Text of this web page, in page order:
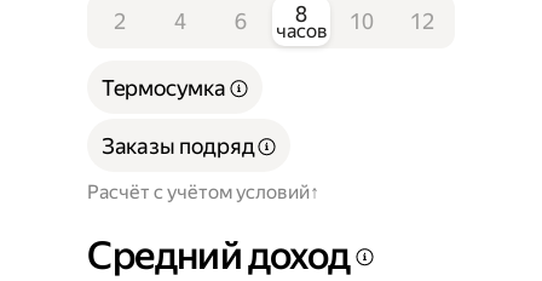
2 4 6 8
часов 10 12
Расчёт с учётом условий
Термосумка
Заказы подряд
Средний доход